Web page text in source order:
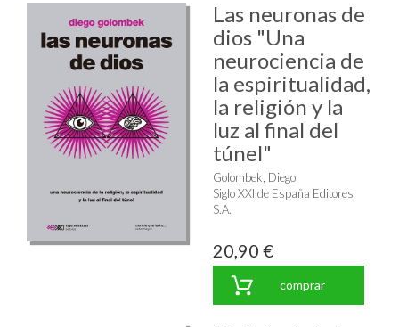
Las neuronas de
dios "Una
neurociencia de
la espiritualidad,
la religión y la
luz al final del
túnel"
Golombek, Diego
Siglo XXI de España Editores
S.A.
20,90 €
comprar